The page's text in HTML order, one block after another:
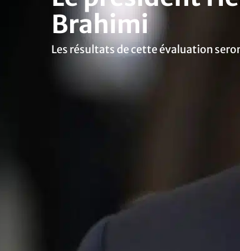
Brahimi
Les résultats de cette évaluation